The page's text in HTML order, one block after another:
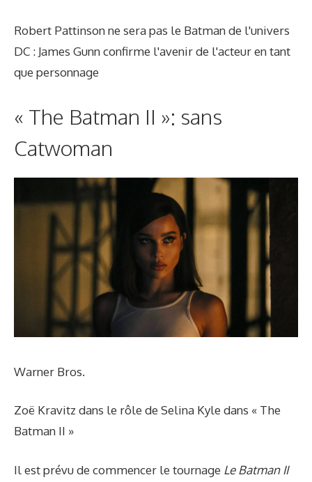
Robert Pattinson ne sera pas le Batman de l'univers
DC : James Gunn confirme l'avenir de l'acteur en tant
que personnage
« The Batman II »: sans
Catwoman
Warner Bros.
Zoë Kravitz dans le rôle de Selina Kyle dans « The
Batman II »
Il est prévu de commencer le tournage Le Batman II